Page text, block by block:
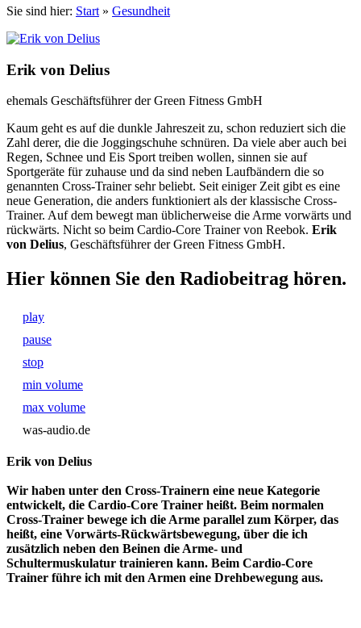
Sie sind hier: Start » Gesundheit
Erik von Delius
ehemals Geschäftsführer der Green Fitness GmbH
Kaum geht es auf die dunkle Jahreszeit zu, schon reduziert sich die
Zahl derer, die die Joggingschuhe schnüren. Da viele aber auch bei
Regen, Schnee und Eis Sport treiben wollen, sinnen sie auf
Sportgeräte für zuhause und da sind neben Laufbändern die so
genannten Cross-Trainer sehr beliebt. Seit einiger Zeit gibt es eine
neue Generation, die anders funktioniert als der klassische Cross-
Trainer. Auf dem bewegt man üblicherweise die Arme vorwärts und
rückwärts. Nicht so beim Cardio-Core Trainer von Reebok. Erik
von Delius, Geschäftsführer der Green Fitness GmbH.
Hier können Sie den Radiobeitrag hören.
play
pause
stop
min volume
max volume
was-audio.de
Erik von Delius
Wir haben unter den Cross-Trainern eine neue Kategorie
entwickelt, die Cardio-Core Trainer heißt. Beim normalen
Cross-Trainer bewege ich die Arme parallel zum Körper, das
heißt, eine Vorwärts-Rückwärtsbewegung, über die ich
zusätzlich neben den Beinen die Arme- und
Schultermuskulatur trainieren kann. Beim Cardio-Core
Trainer führe ich mit den Armen eine Drehbewegung aus.